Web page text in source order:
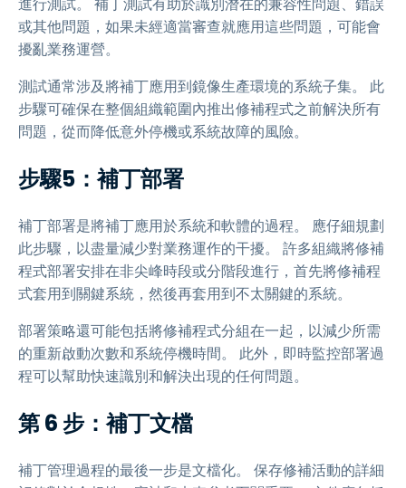
或其他問題，如果未經適當審查就應用這些問題，可能會
擾亂業務運營。
測試通常涉及將補丁應用到鏡像生產環境的系統子集。 此
步驟可確保在整個組織範圍內推出修補程式之前解決所有
問題，從而降低意外停機或系統故障的風險。
步驟5：補丁部署
補丁部署是將補丁應用於系統和軟體的過程。 應仔細規劃
此步驟，以盡量減少對業務運作的干擾。 許多組織將修補
程式部署安排在非尖峰時段或分階段進行，首先將修補程
式套用到關鍵系統，然後再套用到不太關鍵的系統。
部署策略還可能包括將修補程式分組在一起，以減少所需
的重新啟動次數和系統停機時間。 此外，即時監控部署過
程可以幫助快速識別和解決出現的任何問題。
第 6 步：補丁文檔
補丁管理過程的最後一步是文檔化。 保存修補活動的詳細